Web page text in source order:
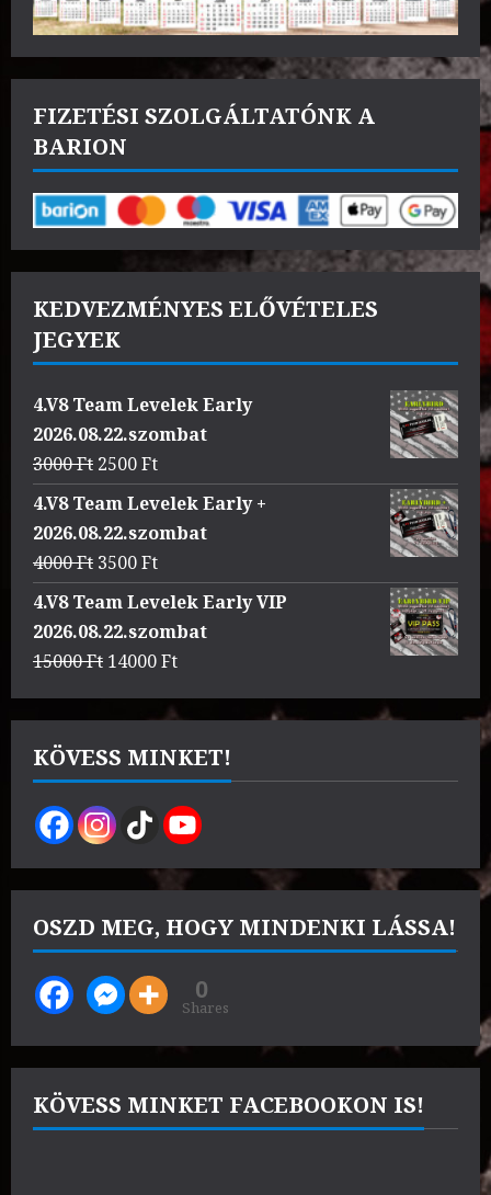
FIZETÉSI SZOLGÁLTATÓNK A
BARION
KEDVEZMÉNYES ELŐVÉTELES
JEGYEK
4.V8 Team Levelek Early
2026.08.22.szombat
3000Ft Original
price
was:
3000 Ft.
2500FtCurrent
price
4.V8 Team Levelek Early +
2026.08.22.szombat
4000Ft Original
price
was:
4000 Ft.
3500FtCurrent
price
3500 Ft.
4.V8 Team Levelek Early VIP
2026.08.22.szombat
15000Ft Original
was:
15000 Ft.
14000FtCurrent
is:
14000 Ft.
KÖVESS MINKET!
OSZD MEG, HOGY MINDENKI LÁSSA!
0
Shares
KÖVESS MINKET FACEBOOKON IS!